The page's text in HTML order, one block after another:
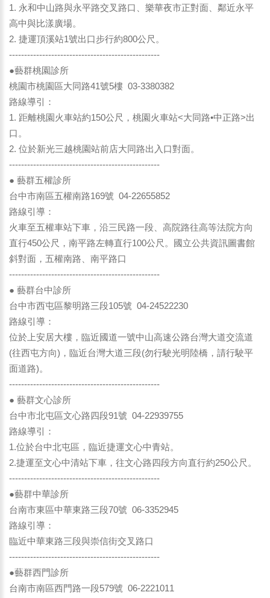
1. 永和中山路與永平路交叉路口、樂華夜市正對面、鄰近永平
高中與比漾廣場。
2. 捷運頂溪站1號出口步行約800公尺。
--------------------------------------------------
●藝群桃園診所
桃園市桃園區大同路41號5樓 03-3380382
路線導引：
1. 距離桃園火車站約150公尺，桃園火車站<大同路•中正路>出
口。
2. 位於新光三越桃園站前店大同路出入口對面。
--------------------------------------------------
● 藝群五權診所
台中市南區五權南路169號 04-22655852
路線引導：
火車至五權車站下車，沿三民路一段、高院路往高等法院方向
直行450公尺，南平路左轉直行100公尺。國立公共資訊圖書館
斜對面，五權南路、南平路口
--------------------------------------------------
● 藝群台中診所
台中市西屯區黎明路三段105號 04-24522230
路線引導：
位於上安居大樓，臨近國道一號中山高速公路台灣大道交流道
(往西屯方向)，臨近台灣大道三段(勿行駛光明陸橋，請行駛平
面道路)。
--------------------------------------------------
● 藝群文心診所
台中市北屯區文心路四段91號 04-22939755
路線導引：
1.位於台中北屯區，臨近捷運文心中青站。
2.捷運至文心中清站下車，往文心路四段方向直行約250公尺。
--------------------------------------------------
●藝群中華診所
台南市東區中華東路三段70號 06-3352945
路線引導：
臨近中華東路三段與崇信街交叉路口
--------------------------------------------------
●藝群西門診所
台南市南區西門路一段579號 06-2221011